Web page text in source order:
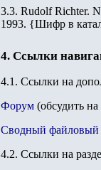
3.3. Rudolf Richter.
1993. {Шифр в
4. Ссылки
4.1. Ссылки на
Форум (обсудить
Сводный файловый
4.2. Ссылки на